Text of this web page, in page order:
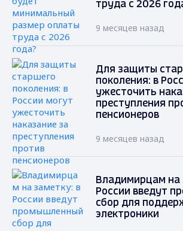
труда с 2026
9 месяцев назад
Для защиты
поколения: в
ужесточить
преступления
пенсионеров
9 месяцев назад
Владимирцам на
России введут
сбор для
электроники